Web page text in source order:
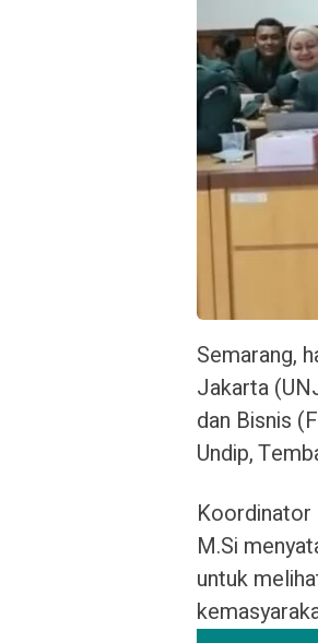
Semarang,
Jakarta
dan Bisnis
Undip,
Koordinator
M.Si
untuk